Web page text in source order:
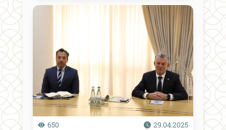
650
29.04.2025